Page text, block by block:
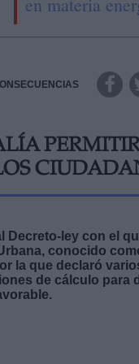
ley con el
conocido
la que declaró
de cálculo para